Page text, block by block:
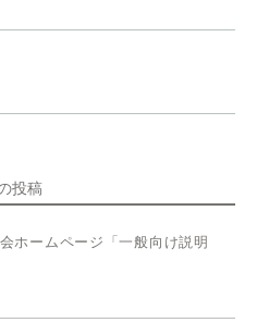
投稿
ホームページ「一般向け説明